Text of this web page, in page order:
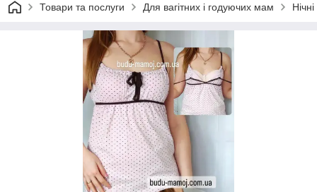
Товари та послуги Для вагітних і годуючих мам